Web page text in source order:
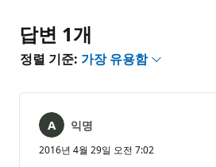
음
답변 1개
정렬 기준: 가장 유용함
익명
2016년 4월 29일 오전 7:02